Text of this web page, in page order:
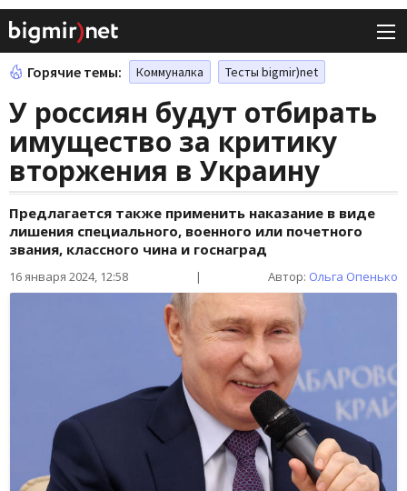
Горячие темы: Коммуналка Тесты bigmir)net
У россиян будут отбирать
имущество за критику
вторжения в Украину
Предлагается также применить наказание в виде
лишения специального, военного или почетного
звания, классного чина и госнаград
16 января 2024, 12:58 | Автор: Ольга Опенько